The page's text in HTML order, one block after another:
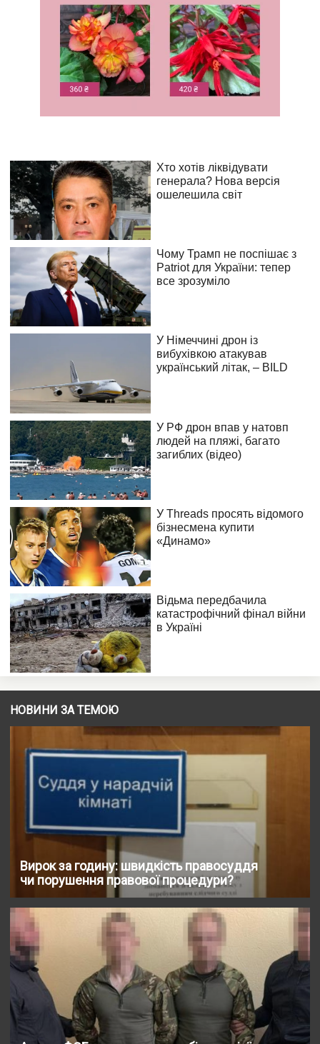
НОВИНИ ЗА ТЕМОЮ
Вирок за годину: швидкість правосуддя
чи порушення правової процедури?